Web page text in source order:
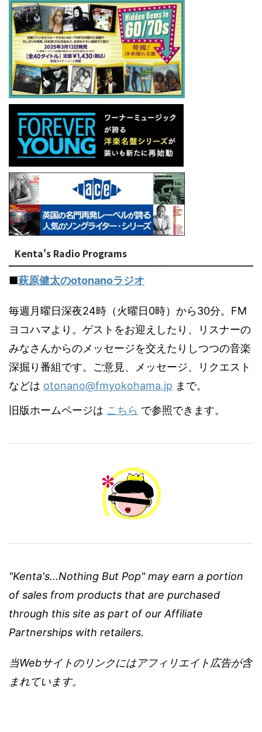
Kenta's Radio Programs
■萩原健太のotonanoラジオ
毎週月曜日深夜24時（火曜日0時）から30分。FM
ヨコハマより。ゲストをお迎えしたり、リスナーの
みなさんからのメッセージを交えたりしつつの音楽
深掘り番組です。ご意見、メッセージ、リクエスト
などは otonano@fmyokohama.jp まで。
旧版ホームページは こちら で参照できます。
"Kenta's...Nothing But Pop" may earn a portion
of sales from products that are purchased
through this site as part of our Affiliate
Partnerships with retailers.
当Webサイトのリンクにはアフィリエイト広告が含
まれています。